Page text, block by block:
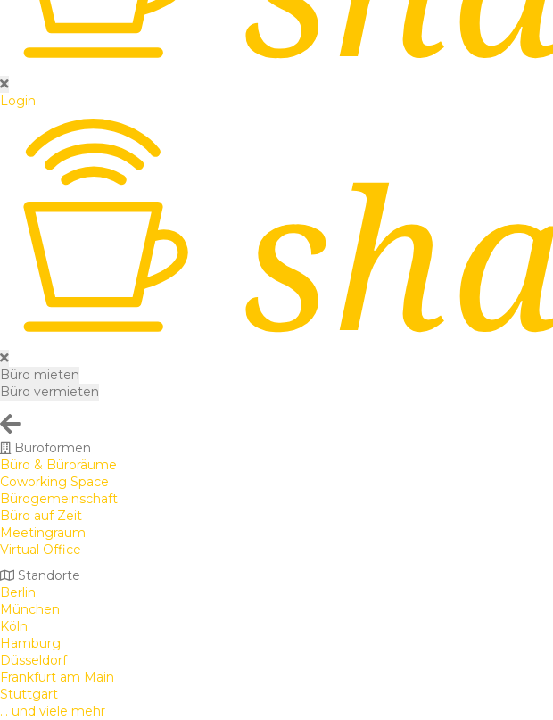
Login
Büro mieten
Büro vermieten
Büroformen
Büro & Büroräume
Coworking Space
Bürogemeinschaft
Büro auf Zeit
Meetingraum
Virtual Office
Standorte
Berlin
München
Köln
Hamburg
Düsseldorf
Frankfurt am Main
Stuttgart
... und viele mehr